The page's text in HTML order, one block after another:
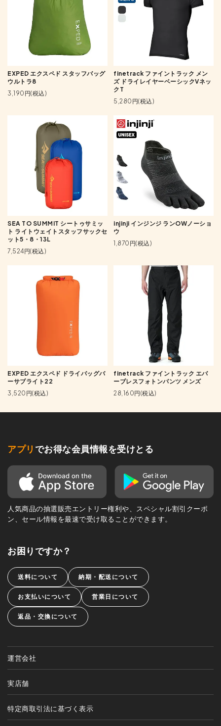
EXPED エクスペド スタッフバッグ
ウルトラ8
3,190円(税込)
finetrack ファイントラック メン
ズ ドライレイヤーベーシックVネッ
クT
5,280円(税込)
SEA TO SUMMIT シートゥサミッ
ト ライトウェイトスタッフサックセ
ット5・8・13L
7,524円(税込)
injinji インジンジ ランOWノーショ
ウ
1,870円(税込)
EXPED エクスペド ドライバッグバ
ーサブライト22
3,520円(税込)
finetrack ファイントラック エバ
ーブレスフォトンパンツ メンズ
28,160円(税込)
アプリ でお得な会員情報を受けとる
人気商品の抽選販売エントリー権利や、スペシャル割引クーポ
ン、セール情報を最速で受け取ることができます。
お困りですか？
送料について 納期・配送について
お支払いについて 営業日について
返品・交換について
運営会社
実店舗
特定商取引法に基づく表示